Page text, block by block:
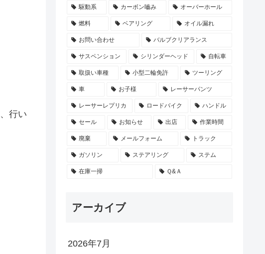
行い
駆動系 カーボン嚙み オーバーホール
燃料 ベアリング オイル漏れ
お問い合わせ バルブクリアランス
サスペンション シリンダーヘッド 自転車
取扱い車種 小型二輪免許 ツーリング
車 お子様 レーサーパンツ
レーサーレプリカ ロードバイク ハンドル
セール お知らせ 出店 作業時間
廃棄 メールフォーム トラック
ガソリン ステアリング ステム
在庫一掃 Ｑ&Ａ
アーカイブ
2026年7月